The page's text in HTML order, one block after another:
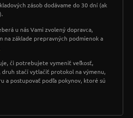
zásob dodávame do 30 dní (ak
u nás Vami zvolený dopravca,
na základe prepravných podmienok a
či potrebujete vymeniť veľkosť,
stačí vytlačiť protokol na výmenu,
a postupovať podľa pokynov, ktoré sú